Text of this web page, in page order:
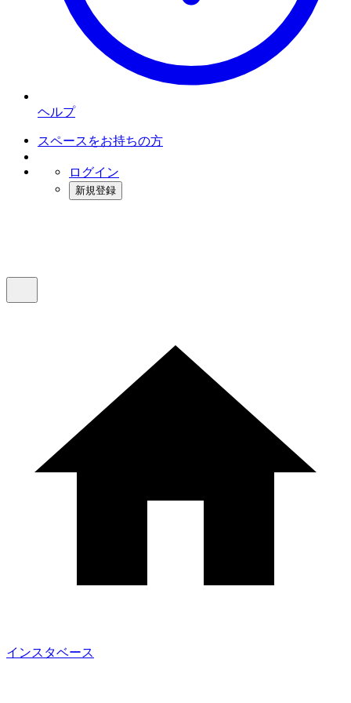
ヘルプ
スペースをお持ちの方
ログイン
新規登録
インスタベース